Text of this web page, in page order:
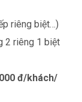
riêng biệt…)
2 riêng 1 biệt
000 đ/khách/